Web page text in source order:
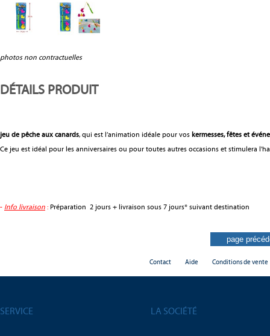
photos non contractuelles
DÉTAILS PRODUIT
jeu de pêche aux canards, qui est l’animation idéale pour vos kermesses, fêtes et
Ce jeu est idéal pour les anniversaires ou pour toutes autres occasions et stimulera
- Info livraison : Préparation 2 jours + livraison sous 7 jours* suivant destination
Contact Aide Conditions de vente
SERVICE LA SOCIÉTÉ